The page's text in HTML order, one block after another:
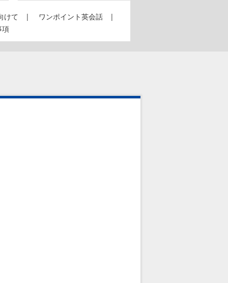
けて
ワンポイント英会話
項